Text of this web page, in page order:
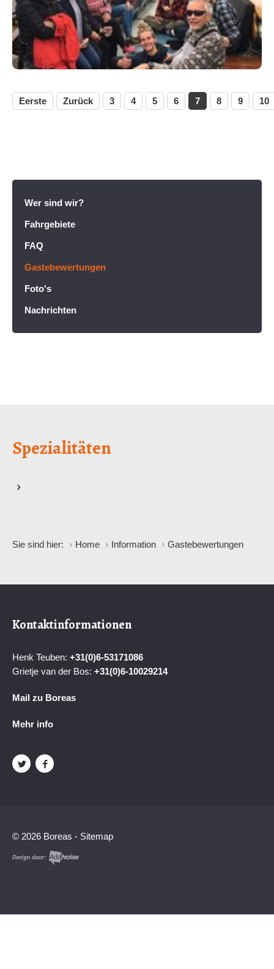
Eerste Zurück 3 4 5 6 7 8 9 10
Wer sind wir?
Fahrgebiete
FAQ
Gastebewertungen
Foto's
Nachrichten
Spezialitäten
Sie sind hier: Home Information Gastebewertungen
Kontaktinformationen
Henk Teuben: +31(0)6-53171086
Grietje van der Bos: +31(0)6-10029214
Mail zu Boreas
Mehr info
© 2026 Boreas - Sitemap